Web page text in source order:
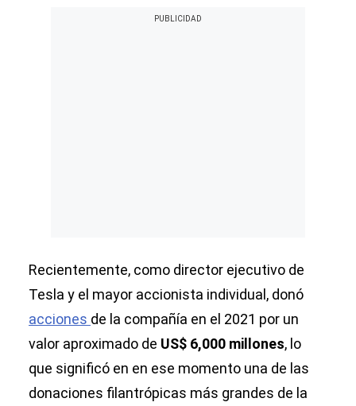
Recientemente, como director ejecutivo de
Tesla y el mayor accionista individual, donó
acciones de la compañía en el 2021 por un
valor aproximado de US$ 6,000 millones, lo
que significó en en ese momento una de las
donaciones filantrópicas más grandes de la